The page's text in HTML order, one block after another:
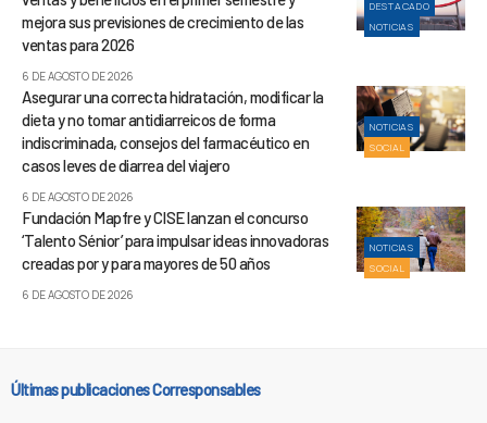
DESTACADO
NOTICIAS
mejora sus previsiones de crecimiento de las
ventas para 2026
6 DE AGOSTO DE 2026
NOTICIAS
SOCIAL
Asegurar una correcta hidratación, modificar la
dieta y no tomar antidiarreicos de forma
indiscriminada, consejos del farmacéutico en
casos leves de diarrea del viajero
6 DE AGOSTO DE 2026
NOTICIAS
SOCIAL
Fundación Mapfre y CISE lanzan el concurso
‘Talento Sénior’ para impulsar ideas innovadoras
creadas por y para mayores de 50 años
6 DE AGOSTO DE 2026
Últimas publicaciones Corresponsables